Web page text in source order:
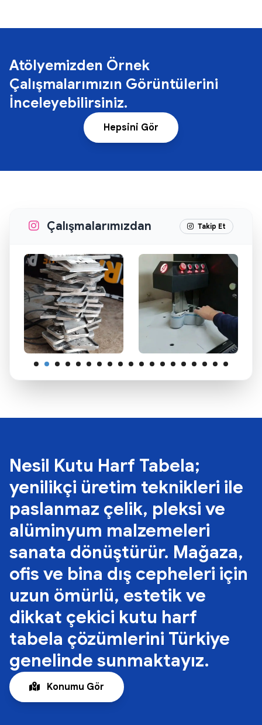
Atölyemizden Örnek
Çalışmalarımızın Görüntülerini
İnceleyebilirsiniz.
Hepsini Gör
Çalışmalarımızdan Takip Et
Nesil Kutu Harf Tabela;
yenilikçi üretim teknikleri ile
paslanmaz çelik, pleksi ve
alüminyum malzemeleri
sanata dönüştürür. Mağaza,
ofis ve bina dış cepheleri için
uzun ömürlü, estetik ve
dikkat çekici kutu harf
tabela çözümlerini Türkiye
genelinde sunmaktayız.
Konumu Gör